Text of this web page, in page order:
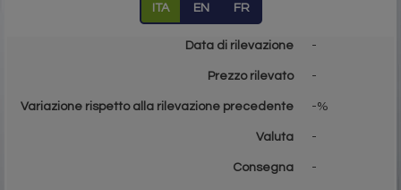
ITA EN FR
Data di rilevazione -
Prezzo rilevato -
Variazione rispetto alla rilevazione precedente -%
Valuta -
Consegna -